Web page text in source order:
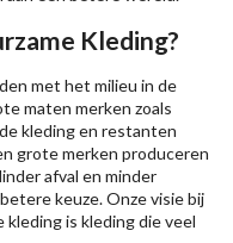
Kleding?
met het milieu in de
maten merken zoals
kleding en restanten
grote merken produceren
afval en minder
keuze. Onze visie bij
kleding is kleding die veel